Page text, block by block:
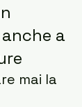
a
mai la